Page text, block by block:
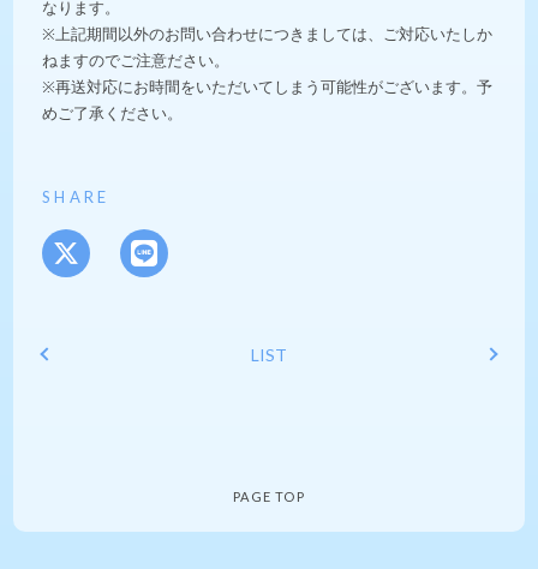
なります。
※上記期間以外のお問い合わせにつきましては、ご対応いたしか
ねますのでご注意ださい。
※再送対応にお時間をいただいてしまう可能性がございます。予
めご了承ください。
SHARE
LIST
PAGE TOP